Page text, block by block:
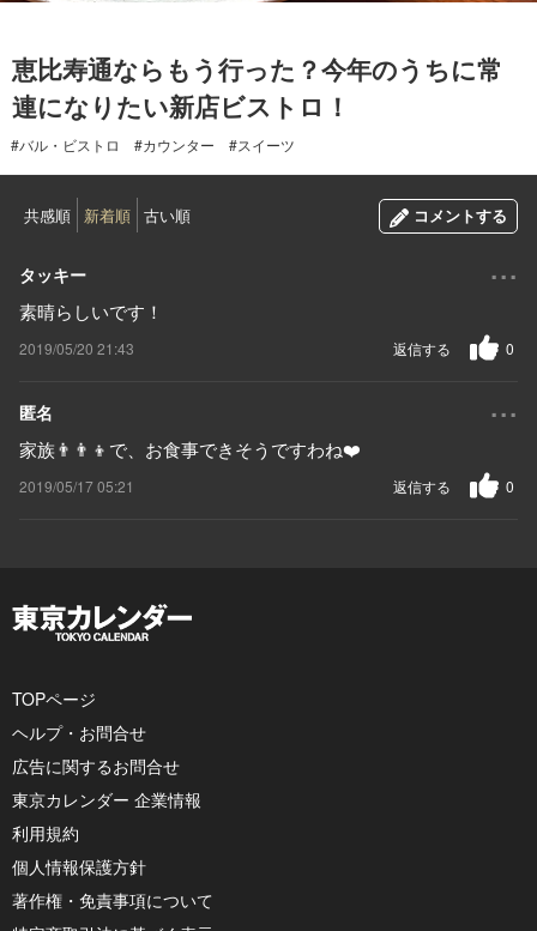
恵比寿通ならもう行った？今年のうちに常
連になりたい新店ビストロ！
#バル・ビストロ #カウンター #スイーツ
共感順 新着順 古い順 コメントする
タッキー ...
素晴らしいです！
2019/05/20 21:43 0
返信する
匿名 ...
家族👨‍👨‍👦で、お食事できそうですわね❤️
2019/05/17 05:21 0
返信する
TOPページ
ヘルプ・お問合せ
広告に関するお問合せ
東京カレンダー 企業情報
利用規約
個人情報保護方針
著作権・免責事項について